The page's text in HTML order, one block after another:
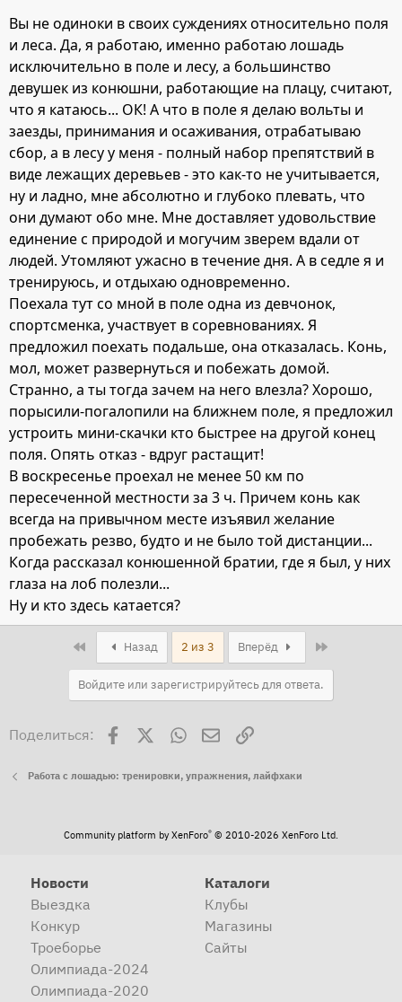
Вы не одиноки в своих суждениях относительно поля
и леса. Да, я работаю, именно работаю лошадь
исключительно в поле и лесу, а большинство
девушек из конюшни, работающие на плацу, считают,
что я катаюсь... ОК! А что в поле я делаю вольты и
заезды, принимания и осаживания, отрабатываю
сбор, а в лесу у меня - полный набор препятствий в
виде лежащих деревьев - это как-то не учитывается,
ну и ладно, мне абсолютно и глубоко плевать, что
они думают обо мне. Мне доставляет удовольствие
единение с природой и могучим зверем вдали от
людей. Утомляют ужасно в течение дня. А в седле я и
тренируюсь, и отдыхаю одновременно.
Поехала тут со мной в поле одна из девчонок,
спортсменка, участвует в соревнованиях. Я
предложил поехать подальше, она отказалась. Конь,
мол, может развернуться и побежать домой.
Странно, а ты тогда зачем на него влезла? Хорошо,
порысили-погалопили на ближнем поле, я предложил
устроить мини-скачки кто быстрее на другой конец
поля. Опять отказ - вдруг растащит!
В воскресенье проехал не менее 50 км по
пересеченной местности за 3 ч. Причем конь как
всегда на привычном месте изъявил желание
пробежать резво, будто и не было той дистанции...
Когда рассказал конюшенной братии, где я был, у них
глаза на лоб полезли...
Ну и кто здесь катается?
Назад 2 из 3 Вперёд
Войдите или зарегистрируйтесь для ответа.
Поделиться: Facebook WhatsAppЭлектронная почта
Ссылка
Работа с лошадью: тренировки, упражнения, лайфхаки
Community platform by XenForo® © 2010-2026 XenForo Ltd.
Новости
Выездка
Конкур
Троеборье
Олимпиада-2024
Олимпиада-2020
Каталоги
Клубы
Магазины
Сайты